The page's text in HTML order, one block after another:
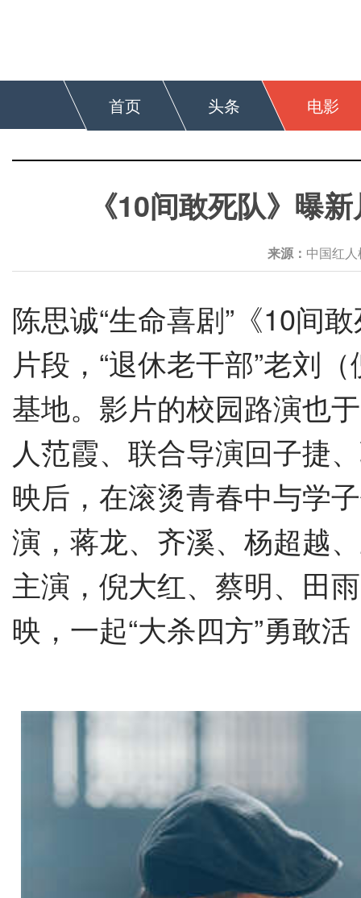
首页 头条 电影
《10间敢死队》曝
来源： 中国红
陈思诚“生命喜剧” 《10间
片段， “退休老干部”老刘（
基地。影片的校园路演也
人范霞、联合导演回子捷
映后，在滚烫青春中与学
演，蒋龙、齐溪、杨超越
主演，倪大红、蔡明、田
映，一起“大杀四方”勇敢